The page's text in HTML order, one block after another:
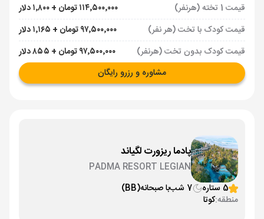
قیمت 1 تخته (هرنفر)
۱۱۴٬۵۰۰٬۰۰۰ تومان + ۱٬۸۰۰ دلار
قیمت کودک با تخت (هر نفر)
۹۷٬۵۰۰٬۰۰۰ تومان + ۱٬۱۶۵ دلار
قیمت کودک بدون تخت (هرنفر)
۹۷٬۵۰۰٬۰۰۰ تومان + ۸۵۵ دلار
مشاوره و رزرو رایگان
پادما ریزورت لگیاند
PADMA RESORT LEGIAN
5 ستاره
7 شب با صبحانه(BB)
منطقه:کوتا